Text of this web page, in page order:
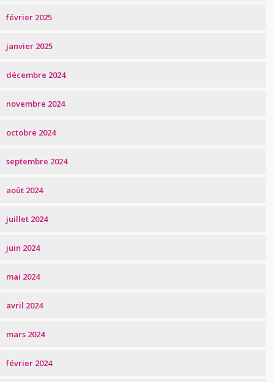
février 2025
janvier 2025
décembre 2024
novembre 2024
octobre 2024
septembre 2024
août 2024
juillet 2024
juin 2024
mai 2024
avril 2024
mars 2024
février 2024